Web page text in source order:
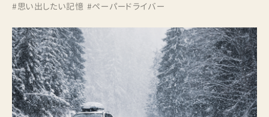
#思い出したい記憶 #ペーパードライバー